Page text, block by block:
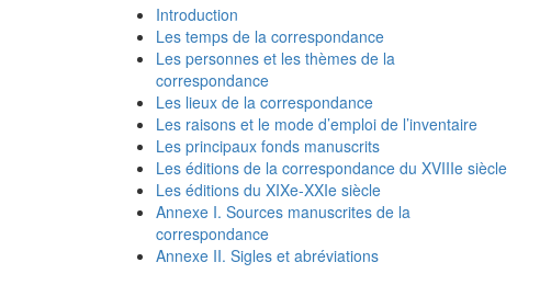
Introduction
Les temps de la correspondance
Les personnes et les thèmes de la
correspondance
Les lieux de la correspondance
Les raisons et le mode d’emploi de l’inventaire
Les principaux fonds manuscrits
Les éditions de la correspondance du XVIIIe siècle
Les éditions du XIXe-XXIe siècle
Annexe I. Sources manuscrites de la
correspondance
Annexe II. Sigles et abréviations